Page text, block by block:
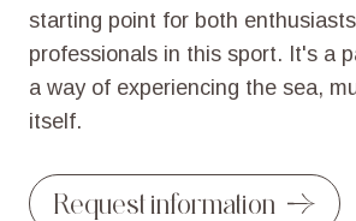
starting point for both enthusiasts
professionals in this sport. It's a
a way of experiencing the sea,
itself.
Request information